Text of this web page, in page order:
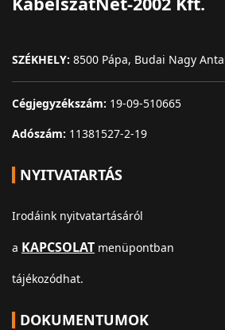
SZÉKHELY: 8500 Pápa, Budai Nagy
Cégjegyzékszám: 19-09-510665
Adószám: 11381527-2-19
NYITVATARTÁS
Irodáink nyitvatartásáról
a KAPCSOLAT menüpontban
tájékozódhat.
DOKUMENTUMOK